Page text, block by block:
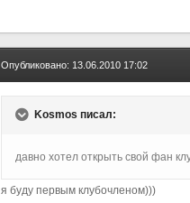
Опубликовано: 13.06.2010 17:02
Kosmos писал:
давно хотел открыть свой фан
я буду первым клубочленом)))